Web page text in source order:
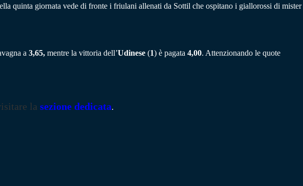
quinta giornata vede di fronte i friulani allenati da Sottil che ospitano i giallorossi di mister
a 3,65, mentre la vittoria dell’Udinese (1) è pagata 4,00. Attenzionando le quote
la sezione dedicata.